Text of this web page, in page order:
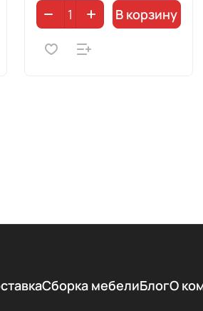
В корзину
Сборка мебелиБлогО